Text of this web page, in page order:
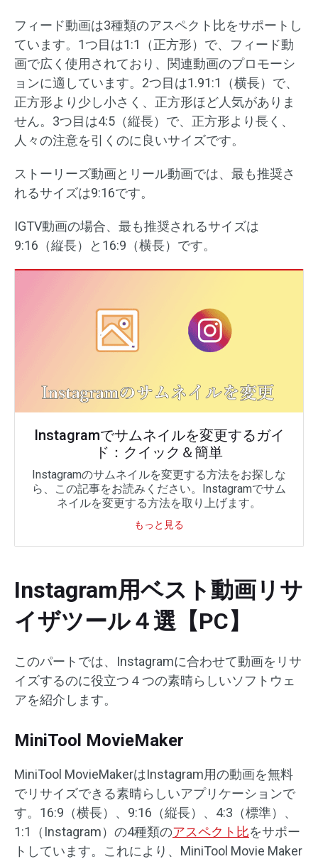
フィード動画は3種類のアスペクト比をサポートし
ています。1つ目は1:1（正方形）で、フィード動
画で広く使用されており、関連動画のプロモーシ
ョンに適しています。2つ目は1.91:1（横長）で、
正方形より少し小さく、正方形ほど人気がありま
せん。3つ目は4:5（縦長）で、正方形より長く、
人々の注意を引くのに良いサイズです。
ストーリーズ動画とリール動画では、最も推奨さ
れるサイズは9:16です。
IGTV動画の場合、最も推奨されるサイズは
9:16（縦長）と16:9（横長）です。
Instagramでサムネイルを変更するガイ
ド：クイック＆簡単
Instagramのサムネイルを変更する方法をお探しな
ら、この記事をお読みください。Instagramでサム
ネイルを変更する方法を取り上げます。
もっと見る
Instagram用ベスト動画リサ
イザツール４選【PC】
このパートでは、Instagramに合わせて動画をリサ
イズするのに役立つ４つの素晴らしいソフトウェ
アを紹介します。
MiniTool MovieMaker
MiniTool MovieMakerはInstagram用の動画を無料
でリサイズできる素晴らしいアプリケーションで
す。16:9（横長）、9:16（縦長）、4:3（標準）、
1:1（Instagram）の4種類のアスペクト比をサポー
トしています。これにより、MiniTool Movie Maker